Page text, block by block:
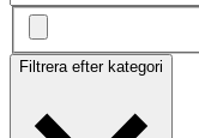
Filtrera efter kategori